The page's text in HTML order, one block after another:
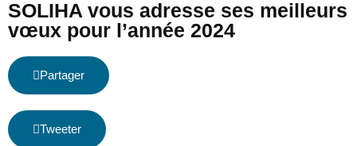
SOLIHA vous adresse ses meilleurs
vœux pour l’année 2024
Partager
Tweeter